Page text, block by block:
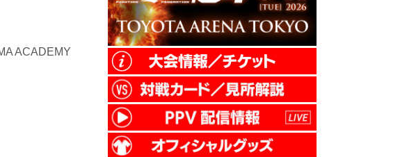
ACADEMY